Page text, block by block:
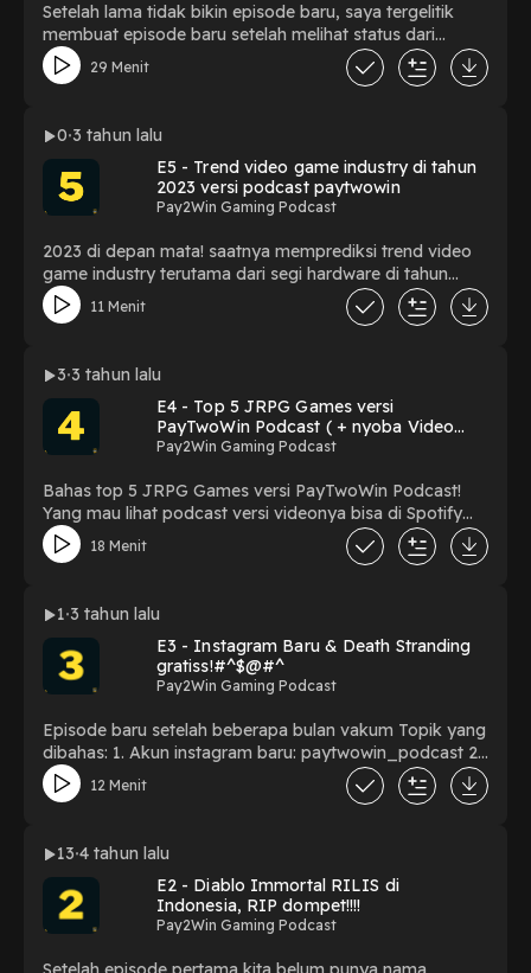
Setelah lama tidak bikin episode baru, saya tergelitik
membuat episode baru setelah melihat status dari
founder dari Toge Production, mas Kris Antoni tentang
banyaknya game dev Indonesia yang lebih memilih
saya malas menulis panjang lebar, saya akhirnya record
episode baru saja untuk menyampaikan opini dari saya
Nb. Maaf settingan bass terlalu besar, settingan mixer
gak sengaja ke rubah.haha. kata2 premium dan
freemium jadi samar untuk dibedakan, tapi semoga
konteksnya
29 Menit
0 3 tahun lalu
E5 - Trend video game industry di tahun
2023 versi podcast paytwowin
Pay2Win Gaming Podcast
2023 di depan mata! saatnya memprediksi trend video
game industry terutama dari segi hardware di tahun
2023! 11 Menit
3 3 tahun lalu
E4 - Top 5 JRPG Games versi
PayTwoWin Podcast ( + nyoba Video
Podcast)
Pay2Win Gaming Podcast
Bahas top 5 JRPG Games versi PayTwoWin Podcast!
Yang mau lihat podcast versi videonya bisa di Spotify
yak!
18 Menit
1 3 tahun lalu
E3 - Instagram Baru & Death Stranding
gratiss!#^$@#^
Pay2Win Gaming Podcast
Episode baru setelah beberapa bulan vakum Topik yang
dibahas: 1. Akun instagram baru: paytwowin_podcast 2.
Game death stranding gratis di Epic Game Store 3.
Preview Chained Echoes
12 Menit
13 4 tahun lalu
E2 - Diablo Immortal RILIS di
Indonesia, RIP dompet!!!!
Pay2Win Gaming Podcast